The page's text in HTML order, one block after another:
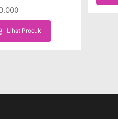
Lihat Produk